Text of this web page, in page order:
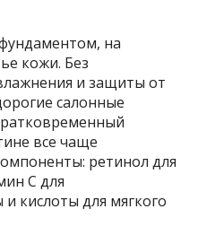
на
кожи. Без
и защиты от
салонные
все чаще
ретинол для
С для
кислоты для мягкого